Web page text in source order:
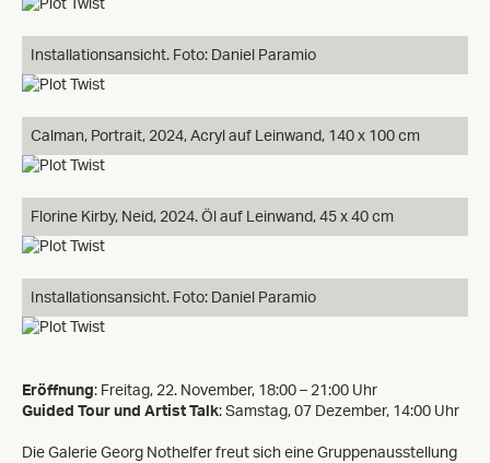
Installationsansicht. Foto: Daniel Paramio
Calman, Portrait, 2024, Acryl auf Leinwand, 140 x 100 cm
Florine Kirby, Neid, 2024. Öl auf Leinwand, 45 x 40 cm
Installationsansicht. Foto: Daniel Paramio
Eröffnung: Freitag, 22. November, 18:00 – 21:00 Uhr
Guided Tour und Artist Talk: Samstag, 07 Dezember, 14:00 Uhr
Die Galerie Georg Nothelfer freut sich eine Gruppenausstellung